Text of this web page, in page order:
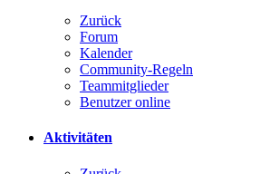
Zurück
Forum
Kalender
Community-Regeln
Teammitglieder
Benutzer online
Aktivitäten